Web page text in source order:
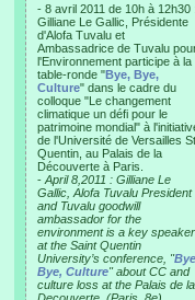
- 8 avril 2011 de 10h à 12h30 :
Gilliane Le Gallic, Présidente
d'Alofa Tuvalu et
Ambassadrice de Tuvalu
l'Environnement participe à la
table-ronde "Bye, Bye,
Culture" dans le cadre du
colloque "Le changement
climatique un défi pour le
patrimoine mondial" à
de l'Université de Versailles St
Quentin, au Palais de la
Découverte à Paris.
- April 8,2011 : Gilliane Le
Gallic, Alofa Tuvalu President
and Tuvalu goodwill
ambassador for the
environment is a key speaker
at the Saint Quentin
University’s conference, "
Bye, Culture" about CC and
culture loss at the Palais de la